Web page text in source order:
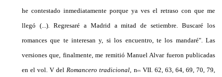
he contesta­do inmediatamente porque ya ves el retraso con que me
llegó (...). Regresaré a Madrid a mitad de setiem­bre. Buscaré los
romances que te interesan y, si los en­cuentro, te los mandaré". Las
versiones que, final­mente, me remitió Manuel Alvar fueron publicadas
en el vol. V del Romancero tradicional, nosVII. 62, 63, 64, 69, 70, 79,